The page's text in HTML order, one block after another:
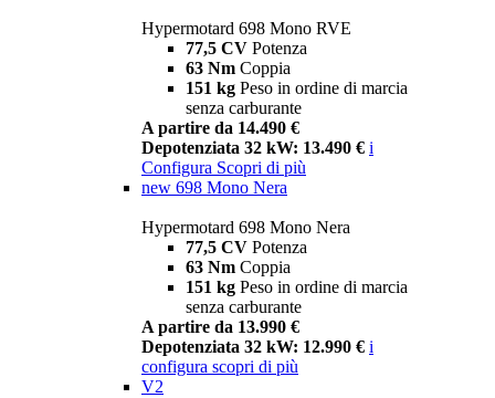
Hypermotard 698 Mono RVE
77,5 CV Potenza
63 Nm Coppia
151 kg Peso in ordine di marcia
senza carburante
A partire da 14.490 €
Depotenziata 32 kW: 13.490 € i
Configura Scopri di più
new 698 Mono Nera
Hypermotard 698 Mono Nera
77,5 CV Potenza
63 Nm Coppia
151 kg Peso in ordine di marcia
senza carburante
A partire da 13.990 €
Depotenziata 32 kW: 12.990 € i
configura scopri di più
V2